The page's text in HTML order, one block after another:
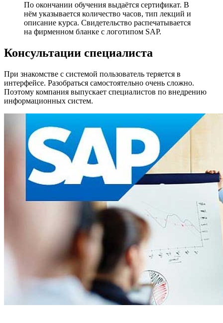
По окончании обучения выдаётся сертификат. В
нём указывается количество часов, тип лекций и
описание курса. Свидетельство распечатывается
на фирменном бланке с логотипом SAP.
Консультации специалиста
При знакомстве с системой пользователь теряется в
интерфейсе. Разобраться самостоятельно очень сложно.
Поэтому компания выпускает специалистов по внедрению
информационных систем.